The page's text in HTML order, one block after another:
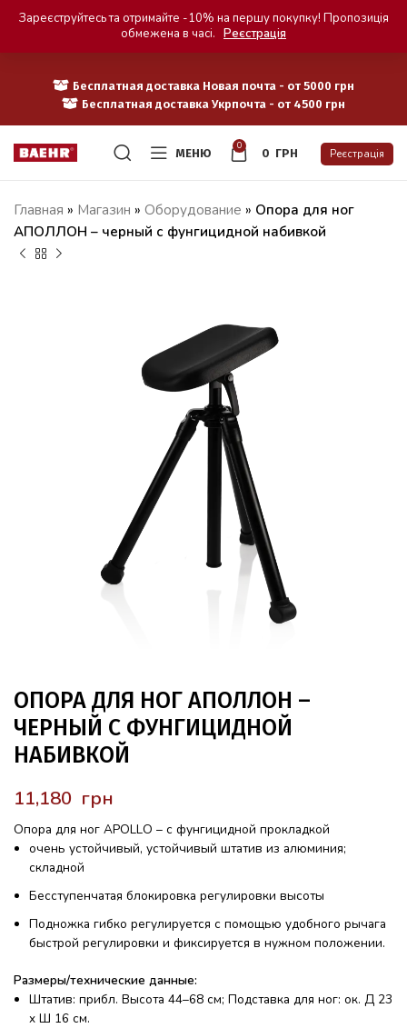
Бесплатная доставка Новая почта - от 5000 грн
Бесплатная доставка Укрпочта - от 4500 грн
МЕНЮ
0
0 ГРН Реєстрація
Главная » Магазин » Оборудование » Опора для ног
АПОЛЛОН – черный с фунгицидной набивкой
ОПОРА ДЛЯ НОГ АПОЛЛОН –
ЧЕРНЫЙ С ФУНГИЦИДНОЙ
НАБИВКОЙ
грн
Опора для ног APOLLO – с фунгицидной прокладкой
очень устойчивый, устойчивый штатив из алюминия;
складной
Бесступенчатая блокировка регулировки высоты
Подножка гибко регулируется с помощью удобного рычага
быстрой регулировки и фиксируется в нужном положении.
Размеры/технические данные:
Штатив: прибл. Высота 44–68 см; Подставка для ног: ок. Д 23
x Ш 16 см.
Зареєструйтесь та отримайте -10% на першу покупку! Пропозиція
обмежена в часі. Реєстрація